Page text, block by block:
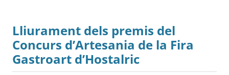
Lliurament dels premis del
Concurs d’Artesania de la Fira
Gastroart d’Hostalric